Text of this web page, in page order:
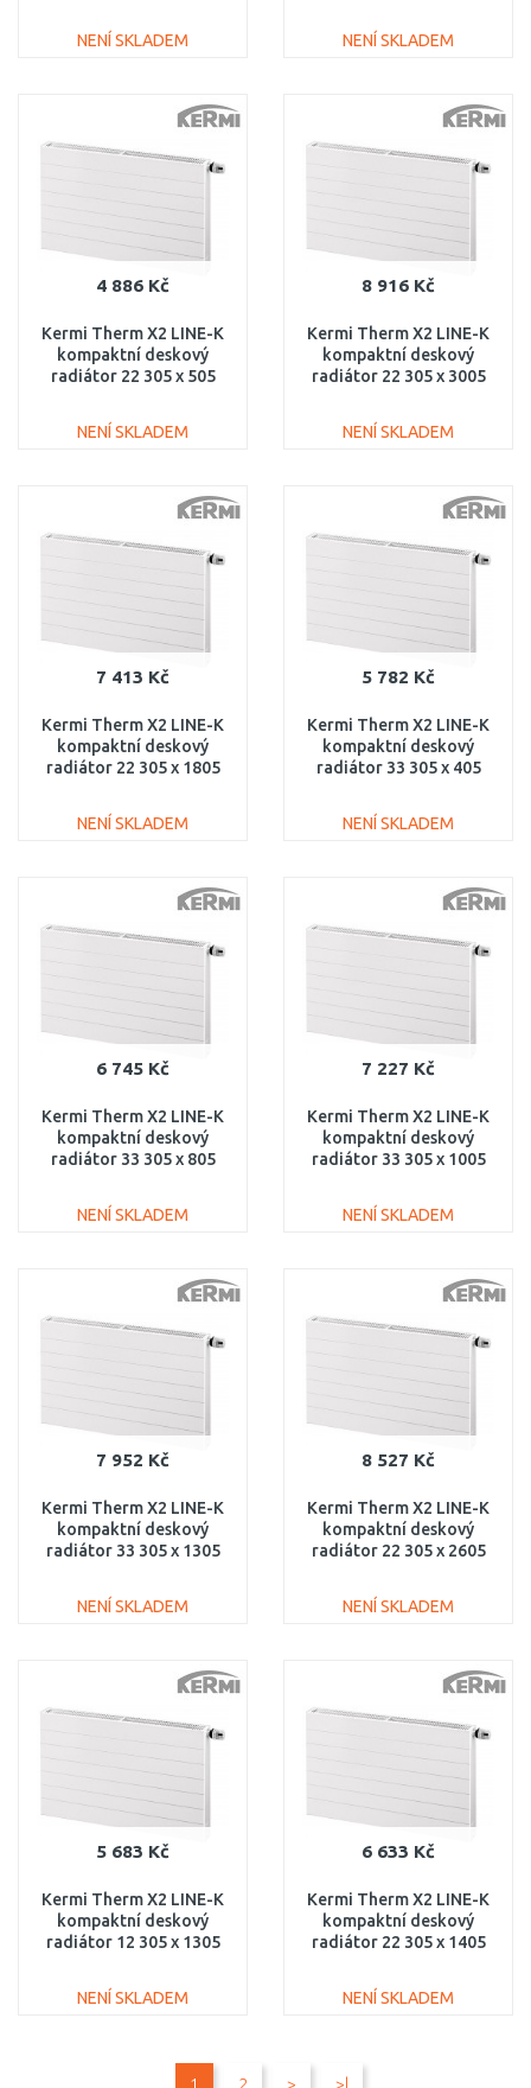
NENÍ SKLADEM
NENÍ SKLADEM
4 886 Kč
Kermi Therm X2 LINE-K
kompaktní deskový
radiátor 22 305 x 505
NENÍ SKLADEM
8 916 Kč
Kermi Therm X2 LINE-K
kompaktní deskový
radiátor 22 305 x 3005
NENÍ SKLADEM
7 413 Kč
Kermi Therm X2 LINE-K
kompaktní deskový
radiátor 22 305 x 1805
NENÍ SKLADEM
5 782 Kč
Kermi Therm X2 LINE-K
kompaktní deskový
radiátor 33 305 x 405
NENÍ SKLADEM
6 745 Kč
Kermi Therm X2 LINE-K
kompaktní deskový
radiátor 33 305 x 805
NENÍ SKLADEM
7 227 Kč
Kermi Therm X2 LINE-K
kompaktní deskový
radiátor 33 305 x 1005
NENÍ SKLADEM
7 952 Kč
Kermi Therm X2 LINE-K
kompaktní deskový
radiátor 33 305 x 1305
NENÍ SKLADEM
8 527 Kč
Kermi Therm X2 LINE-K
kompaktní deskový
radiátor 22 305 x 2605
NENÍ SKLADEM
5 683 Kč
Kermi Therm X2 LINE-K
kompaktní deskový
radiátor 12 305 x 1305
NENÍ SKLADEM
6 633 Kč
Kermi Therm X2 LINE-K
kompaktní deskový
radiátor 22 305 x 1405
NENÍ SKLADEM